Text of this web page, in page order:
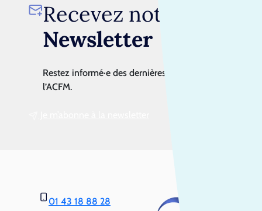
Recevez notre
Newsletter
Restez informé·e des dernières actualités de
l’ACFM.
01 43 18 88 28